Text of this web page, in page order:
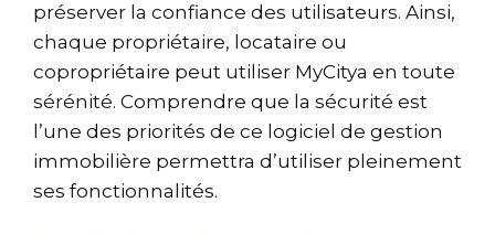
préserver la confiance des utilisateurs. Ainsi,
chaque propriétaire, locataire ou
copropriétaire peut utiliser MyCitya en toute
sérénité. Comprendre que la sécurité est
l’une des priorités de ce logiciel de gestion
immobilière permettra d’utiliser pleinement
ses fonctionnalités.